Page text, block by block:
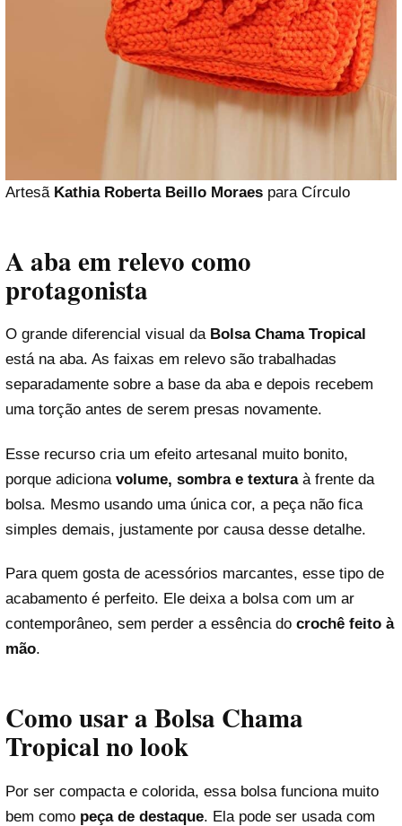
Artesã Kathia Roberta Beillo Moraes para Círculo
A aba em relevo como
protagonista
O grande diferencial visual da Bolsa Chama Tropical
está na aba. As faixas em relevo são trabalhadas
separadamente sobre a base da aba e depois recebem
uma torção antes de serem presas novamente.
Esse recurso cria um efeito artesanal muito bonito,
porque adiciona volume, sombra e texturaà frente da
bolsa. Mesmo usando uma única cor, a peça não fica
simples demais, justamente por causa desse detalhe.
Para quem gosta de acessórios marcantes, esse tipo de
acabamento é perfeito. Ele deixa a bolsa com um ar
contemporâneo, sem perder a essência do crochê feito à
mão.
Como usar a Bolsa Chama
Tropical no look
Por ser compacta e colorida, essa bolsa funciona muito
bem como peça de destaque. Ela pode ser usada com